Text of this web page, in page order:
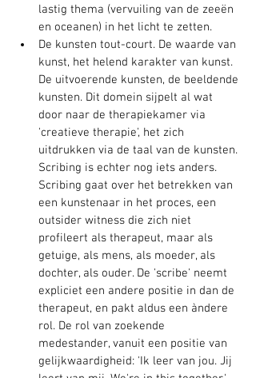
lastig thema (vervuiling van de zeeën
en oceanen) in het licht te zetten.
De kunsten tout-court. De waarde van
kunst, het helend karakter van kunst.
De uitvoerende kunsten, de beeldende
kunsten. Dit domein sijpelt al wat
door naar de therapiekamer via
'creatieve therapie', het zich
uitdrukken via de taal van de kunsten.
Scribing is echter nog iets anders.
Scribing gaat over het betrekken van
een kunstenaar in het proces, een
outsider witness die zich niet
profileert als therapeut, maar als
getuige, als mens, als moeder, als
dochter, als ouder. De 'scribe' neemt
expliciet een andere positie in dan de
therapeut, en pakt aldus een àndere
rol. De rol van zoekende
medestander, vanuit een positie van
gelijkwaardigheid: 'Ik leer van jou. Jij